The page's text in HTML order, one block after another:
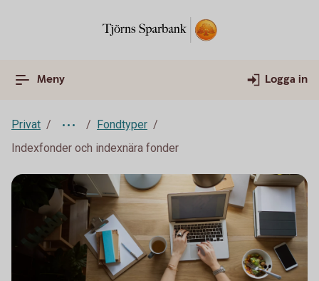
Meny Logga in
Privat
Fondtyper
Indexfonder och indexnära fonder